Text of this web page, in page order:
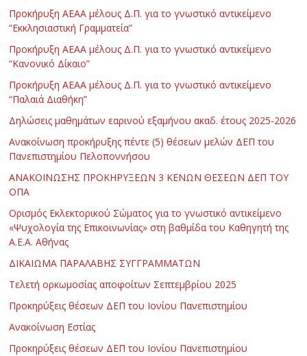
Προκήρυξη ΑΕΑΑ μέλους Δ.Π. για το γνωστικό αντικείμενο
“Εκκλησιαστική Γραμματεία”
Προκήρυξη ΑΕΑΑ μέλους Δ.Π. για το γνωστικό αντικείμενο
“Κανονικό Δίκαιο”
Προκήρυξη ΑΕΑΑ μέλους Δ.Π. για το γνωστικό αντικείμενο
“Παλαιά Διαθήκη”
Δηλώσεις μαθημάτων εαρινού εξαμήνου ακαδ. έτους 2025-2026
Ανακοίνωση προκήρυξης πέντε (5) θέσεων μελών ΔΕΠ του
Πανεπιστημίου Πελοποννήσου
ΑΝΑΚΟΙΝΩΣΗΣ ΠΡΟΚΗΡΥΞΕΩΝ 3 ΚΕΝΩΝ ΘΕΣΕΩΝ ΔΕΠ ΤΟΥ
ΟΠΑ
Ορισμός Εκλεκτορικού Σώματος για το γνωστικό αντικείμενο
«Ψυχολογία της Επικοινωνίας» στη βαθμίδα του Καθηγητή της
Α.Ε.Α. Αθήνας
ΔΙΚΑΙΩΜΑ ΠΑΡΑΛΑΒΗΣ ΣΥΓΓΡΑΜΜΑΤΩΝ
Τελετή ορκωμοσίας αποφοίτων Σεπτεμβρίου 2025
Προκηρύξεις θέσεων ΔΕΠ του Ιονίου Πανεπιστημίου
Ανακοίνωση Εστίας
Προκηρύξεις θέσεων ΔΕΠ του Ιονίου Πανεπιστημίου